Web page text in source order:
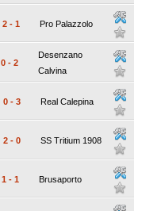
2 - 1 Pro Palazzolo
0 - 2
Desenzano
Calvina
0 - 3 Real Calepina
2 - 0 SS Tritium 1908
1 - 1 Brusaporto